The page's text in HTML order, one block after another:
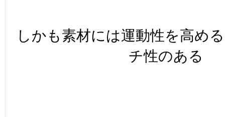
しかも素材には運動性を高め
チ性のある